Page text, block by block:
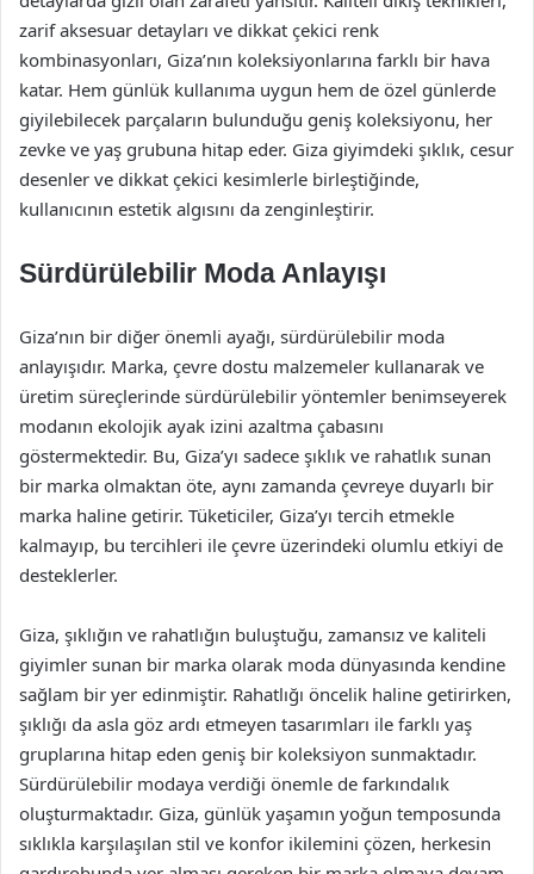
zarif aksesuar detayları ve dikkat çekici renk
kombinasyonları, Giza’nın koleksiyonlarına farklı bir hava
katar. Hem günlük kullanıma uygun hem de özel günlerde
giyilebilecek parçaların bulunduğu geniş koleksiyonu, her
zevke ve yaş grubuna hitap eder. Giza giyimdeki şıklık, cesur
desenler ve dikkat çekici kesimlerle birleştiğinde,
kullanıcının estetik algısını da zenginleştirir.
Sürdürülebilir Moda Anlayışı
Giza’nın bir diğer önemli ayağı, sürdürülebilir moda
anlayışıdır. Marka, çevre dostu malzemeler kullanarak ve
üretim süreçlerinde sürdürülebilir yöntemler benimseyerek
modanın ekolojik ayak izini azaltma çabasını
göstermektedir. Bu, Giza’yı sadece şıklık ve rahatlık sunan
bir marka olmaktan öte, aynı zamanda çevreye duyarlı bir
marka haline getirir. Tüketiciler, Giza’yı tercih etmekle
kalmayıp, bu tercihleri ile çevre üzerindeki olumlu etkiyi de
desteklerler.
Giza, şıklığın ve rahatlığın buluştuğu, zamansız ve kaliteli
giyimler sunan bir marka olarak moda dünyasında kendine
sağlam bir yer edinmiştir. Rahatlığı öncelik haline getirirken,
şıklığı da asla göz ardı etmeyen tasarımları ile farklı yaş
gruplarına hitap eden geniş bir koleksiyon sunmaktadır.
Sürdürülebilir modaya verdiği önemle de farkındalık
oluşturmaktadır. Giza, günlük yaşamın yoğun temposunda
sıklıkla karşılaşılan stil ve konfor ikilemini çözen, herkesin